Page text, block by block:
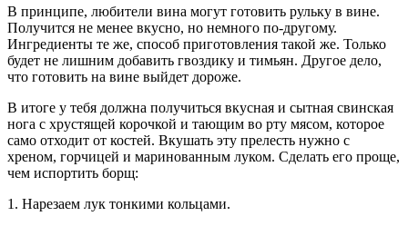
В принципе, любители вина могут готовить рульку в вине.
Получится не менее вкусно, но немного по-другому.
Ингредиенты те же, способ приготовления такой же. Только
будет не лишним добавить гвоздику и тимьян. Другое дело,
что готовить на вине выйдет дороже.
В итоге у тебя должна получиться вкусная и сытная свинская
нога с хрустящей корочкой и тающим во рту мясом, которое
само отходит от костей. Вкушать эту прелесть нужно с
хреном, горчицей и маринованным луком. Сделать его проще,
чем испортить борщ:
1. Нарезаем лук тонкими кольцами.